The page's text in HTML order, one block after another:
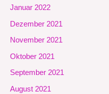
Januar 2022
Dezember 2021
November 2021
Oktober 2021
September 2021
August 2021